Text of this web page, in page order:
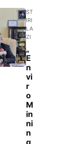
ST
IRI
LA
ZI
„
E
n
vi
r
o
M
in
ni
n
g